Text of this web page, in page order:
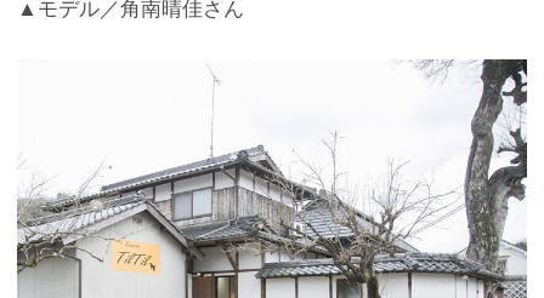
▲モデル／角南晴佳さん